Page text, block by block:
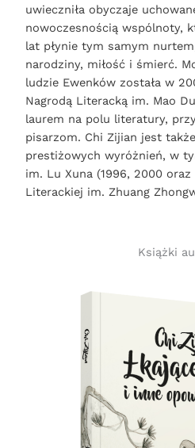
uwieczniła obyczaje
nowoczesnością wspólnoty,
lat płynie tym samym
narodziny, miłość i śmierć.
ludzie Ewenków została w
Nagrodą Literacką im. Mao
laurem na polu literatury,
pisarzom. Chi Zijian jest
prestiżowych wyróżnień, w
im. Lu Xuna (1996, 2000
Literackiej im. Zhuang
Książki